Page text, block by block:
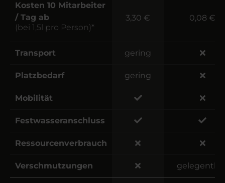
Kosten 10 Mitarbeiter
/ Tag ab
(bei 1,5l pro Person)*
3,30 € 0,08 €
Transport gering
Platzbedarf gering
Mobilität
Festwasseranschluss
Ressourcenverbrauch
Verschmutzungen